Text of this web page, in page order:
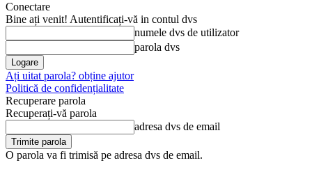
Conectare
Bine ați venit! Autentificați-vă in contul dvs
numele dvs de utilizator
parola dvs
Ați uitat parola? obține ajutor
Politică de confidențialitate
Recuperare parola
Recuperați-vă parola
adresa dvs de email
O parola va fi trimisă pe adresa dvs de email.